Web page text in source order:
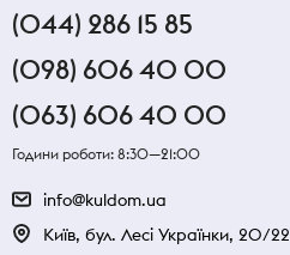
(044) 286 15 85
(098) 606 40 00
(063) 606 40 00
Години роботи: 8:30—21:00
info@kuldom.ua
Київ, бул. Лесі Українки, 20/22